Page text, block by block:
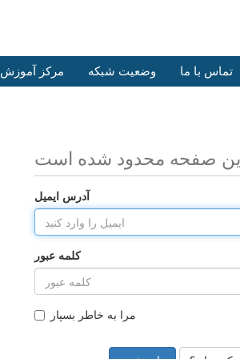
مرکز آموزش وضعیت شبکه تماس با ما
صفحه محدود شده است
آدرس ایمیل
کلمه عبور
مرا به خاطر بسپار